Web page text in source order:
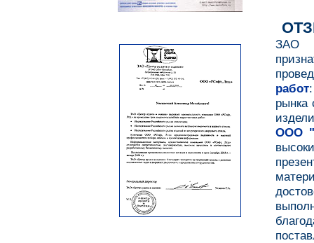
работ
рынка
ООО